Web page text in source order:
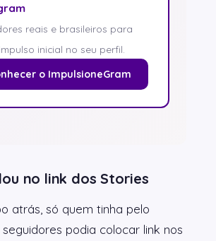
reais e brasileiros para
inicial no seu perfil.
o ImpulsioneGram
no link dos Stories
atrás, só quem tinha pelo
seguidores podia colocar link nos